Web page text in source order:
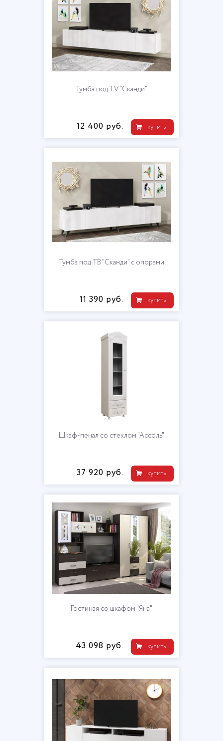
Тумба под TV "Сканди"
купить
12 400 руб.
Тумба под ТВ "Сканди" с опорами
купить
11 390 руб.
Шкаф-пенал со стеклом "Ассоль"
купить
37 920 руб.
Гостиная со шкафом "Яна"
купить
43 098 руб.